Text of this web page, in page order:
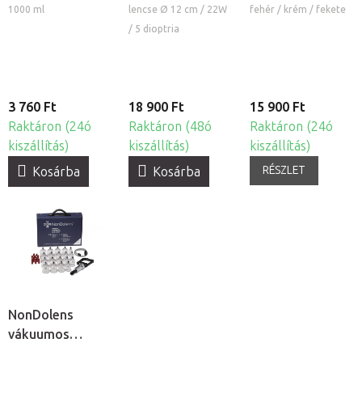
masszázskrém
1000 ml
3 760 Ft
Raktáron (24ó
kiszállítás)
Kosárba
lámpa nagyítóval
és állvánnyal
lencse Ø 12 cm / 22W
/ 5 dioptria
18 900 Ft
Raktáron (48ó
kiszállítás)
Kosárba
fehér / krém / fekete
15 900 Ft
Raktáron (24ó
kiszállítás)
RÉSZLET
NonDolens
vákuumos